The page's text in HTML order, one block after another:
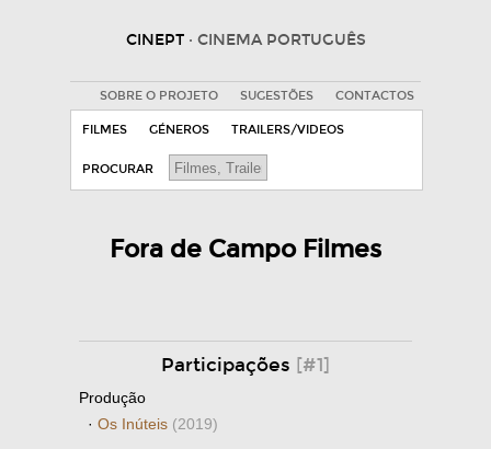
CINEPT · CINEMA PORTUGUÊS
SOBRE O PROJETO SUGESTÕES CONTACTOS
FILMES GÉNEROS TRAILERS/VIDEOS
PROCURAR
Fora de Campo Filmes
Participações [#1]
Produção
· Os Inúteis (2019)